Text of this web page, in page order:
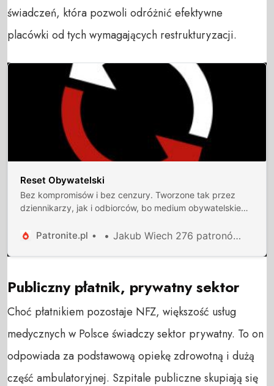
świadczeń, która pozwoli odróżnić efektywne
placówki od tych wymagających restrukturyzacji.
Reset Obywatelski
Bez kompromisów i bez cenzury. Tworzone tak przez
dziennikarzy, jak i odbiorców, bo medium obywatelskie
dziennikarzami a odbiorcami.
Patronite.pl Jakub Wiech 276 patronów 7242 zł miesięcznie Wyjaśniam największe zawiłości energetyki w prosty i przystępny sposób.
Publiczny płatnik, prywatny sektor
Choć płatnikiem pozostaje NFZ, większość usług
medycznych w Polsce świadczy sektor prywatny. To on
odpowiada za podstawową opiekę zdrowotną i dużą
część ambulatoryjnej. Szpitale publiczne skupiają się